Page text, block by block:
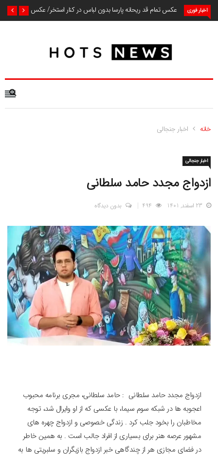
اخبار فوری عکس تمام قد ریحانه پارسا بدون لباس در کنار استخر/ عکس
خانه اخبار جنجالی
اخبار جنجالی
ازدواج مجدد حامد سلطانی
23 اسفند, 1401 بدون دیدگاه
ازدواج مجدد حامد سلطانی : حامد سلطانی، مجری برنامه محبوب
اعجوبه ها در شبکه سوم سیما، با عکسی که از او وایرال شد، توجه
مخاطبان را بخود جلب کرد . زندگی خصوصی و ازدواج چهره های
مشهور عرصه هنر برای بسیاری از افراد جالب است . به همین خاطر
در فضای مجازی هر از چندگاهی خبر ازدواج بازیگران و سلبریتی ها به